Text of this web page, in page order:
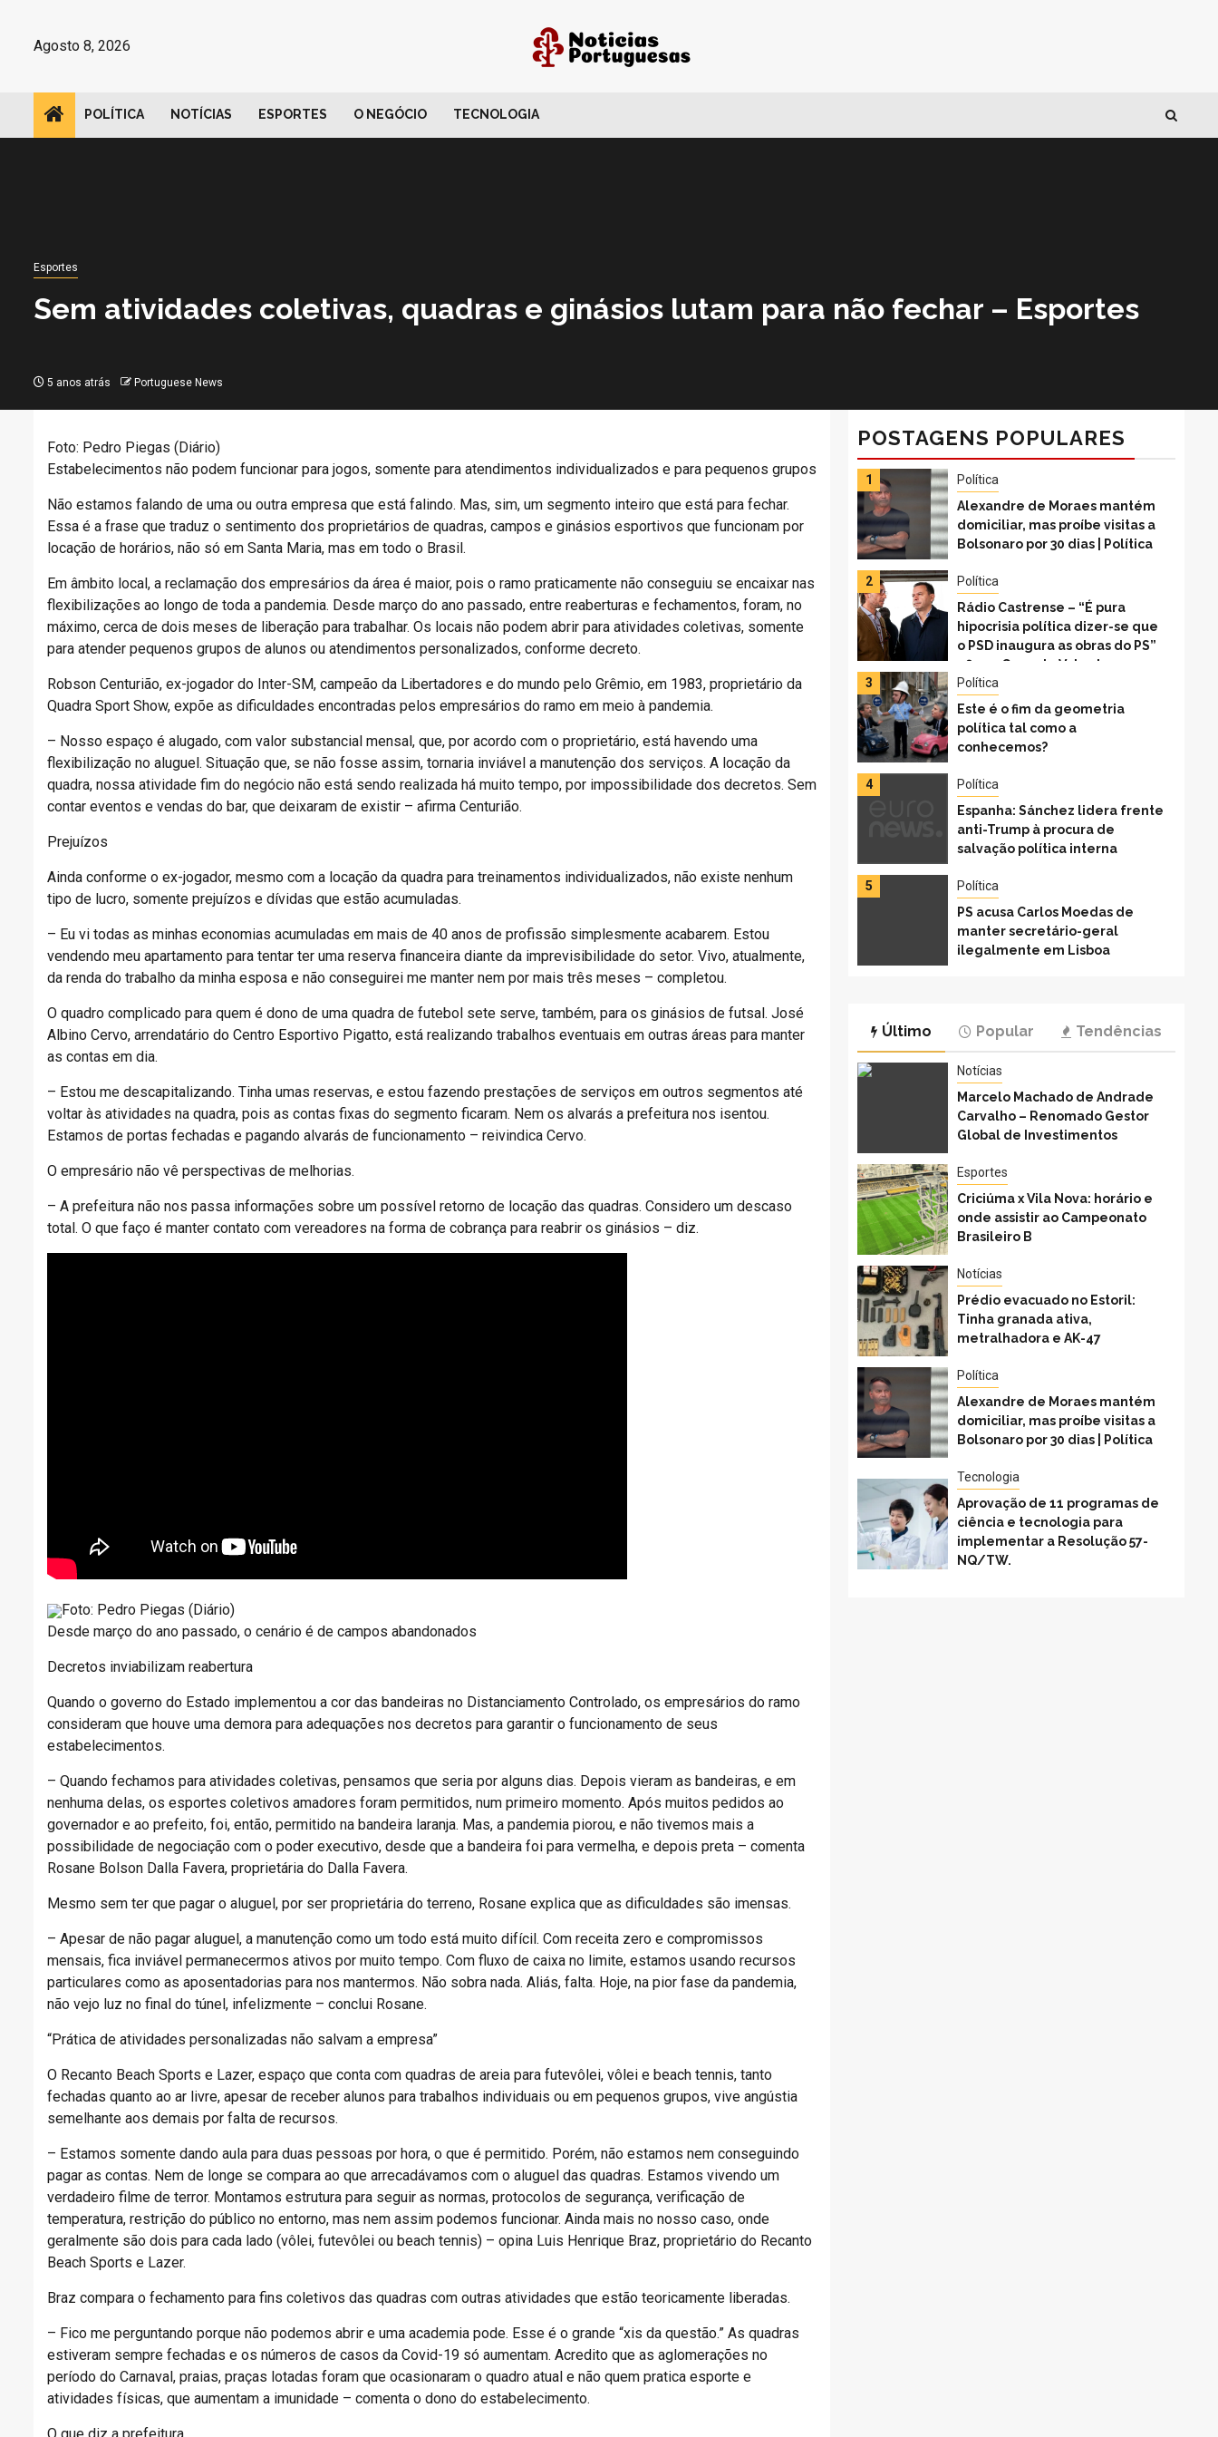
Agosto 8, 2026
POLÍTICA NOTÍCIAS ESPORTES O NEGÓCIO TECNOLOGIA
Esportes
Sem atividades coletivas, quadras e ginásios lutam para não fechar – Esportes
5 anos atrás Portuguese News
Foto: Pedro Piegas (Diário)
Estabelecimentos não podem funcionar para jogos, somente para atendimentos individualizados e para pequenos grupos
Não estamos falando de uma ou outra empresa que está falindo. Mas, sim, um segmento inteiro que está para fechar.
Essa é a frase que traduz o sentimento dos proprietários de quadras, campos e ginásios esportivos que funcionam por
locação de horários, não só em Santa Maria, mas em todo o Brasil.
Em âmbito local, a reclamação dos empresários da área é maior, pois o ramo praticamente não conseguiu se encaixar nas
flexibilizações ao longo de toda a pandemia. Desde março do ano passado, entre reaberturas e fechamentos, foram, no
máximo, cerca de dois meses de liberação para trabalhar. Os locais não podem abrir para atividades coletivas, somente
para atender pequenos grupos de alunos ou atendimentos personalizados, conforme decreto.
Robson Centurião, ex-jogador do Inter-SM, campeão da Libertadores e do mundo pelo Grêmio, em 1983, proprietário da
Quadra Sport Show, expõe as dificuldades encontradas pelos empresários do ramo em meio à pandemia.
– Nosso espaço é alugado, com valor substancial mensal, que, por acordo com o proprietário, está havendo uma
flexibilização no aluguel. Situação que, se não fosse assim, tornaria inviável a manutenção dos serviços. A locação da
quadra, nossa atividade fim do negócio não está sendo realizada há muito tempo, por impossibilidade dos decretos. Sem
contar eventos e vendas do bar, que deixaram de existir – afirma Centurião.
Prejuízos
Ainda conforme o ex-jogador, mesmo com a locação da quadra para treinamentos individualizados, não existe nenhum
tipo de lucro, somente prejuízos e dívidas que estão acumuladas.
– Eu vi todas as minhas economias acumuladas em mais de 40 anos de profissão simplesmente acabarem. Estou
vendendo meu apartamento para tentar ter uma reserva financeira diante da imprevisibilidade do setor. Vivo, atualmente,
da renda do trabalho da minha esposa e não conseguirei me manter nem por mais três meses – completou.
O quadro complicado para quem é dono de uma quadra de futebol sete serve, também, para os ginásios de futsal. José
Albino Cervo, arrendatário do Centro Esportivo Pigatto, está realizando trabalhos eventuais em outras áreas para manter
as contas em dia.
– Estou me descapitalizando. Tinha umas reservas, e estou fazendo prestações de serviços em outros segmentos até
voltar às atividades na quadra, pois as contas fixas do segmento ficaram. Nem os alvarás a prefeitura nos isentou.
Estamos de portas fechadas e pagando alvarás de funcionamento – reivindica Cervo.
O empresário não vê perspectivas de melhorias.
– A prefeitura não nos passa informações sobre um possível retorno de locação das quadras. Considero um descaso
total. O que faço é manter contato com vereadores na forma de cobrança para reabrir os ginásios – diz.
Foto: Pedro Piegas (Diário)
Desde março do ano passado, o cenário é de campos abandonados
Decretos inviabilizam reabertura
Quando o governo do Estado implementou a cor das bandeiras no Distanciamento Controlado, os empresários do ramo
consideram que houve uma demora para adequações nos decretos para garantir o funcionamento de seus
estabelecimentos.
– Quando fechamos para atividades coletivas, pensamos que seria por alguns dias. Depois vieram as bandeiras, e em
nenhuma delas, os esportes coletivos amadores foram permitidos, num primeiro momento. Após muitos pedidos ao
governador e ao prefeito, foi, então, permitido na bandeira laranja. Mas, a pandemia piorou, e não tivemos mais a
possibilidade de negociação com o poder executivo, desde que a bandeira foi para vermelha, e depois preta – comenta
Rosane Bolson Dalla Favera, proprietária do Dalla Favera.
Mesmo sem ter que pagar o aluguel, por ser proprietária do terreno, Rosane explica que as dificuldades são imensas.
– Apesar de não pagar aluguel, a manutenção como um todo está muito difícil. Com receita zero e compromissos
mensais, fica inviável permanecermos ativos por muito tempo. Com fluxo de caixa no limite, estamos usando recursos
particulares como as aposentadorias para nos mantermos. Não sobra nada. Aliás, falta. Hoje, na pior fase da pandemia,
não vejo luz no final do túnel, infelizmente – conclui Rosane.
“Prática de atividades personalizadas não salvam a empresa”
O Recanto Beach Sports e Lazer, espaço que conta com quadras de areia para futevôlei, vôlei e beach tennis, tanto
fechadas quanto ao ar livre, apesar de receber alunos para trabalhos individuais ou em pequenos grupos, vive angústia
semelhante aos demais por falta de recursos.
– Estamos somente dando aula para duas pessoas por hora, o que é permitido. Porém, não estamos nem conseguindo
pagar as contas. Nem de longe se compara ao que arrecadávamos com o aluguel das quadras. Estamos vivendo um
verdadeiro filme de terror. Montamos estrutura para seguir as normas, protocolos de segurança, verificação de
temperatura, restrição do público no entorno, mas nem assim podemos funcionar. Ainda mais no nosso caso, onde
geralmente são dois para cada lado (vôlei, futevôlei ou beach tennis) – opina Luis Henrique Braz, proprietário do Recanto
Beach Sports e Lazer.
Braz compara o fechamento para fins coletivos das quadras com outras atividades que estão teoricamente liberadas.
– Fico me perguntando porque não podemos abrir e uma academia pode. Esse é o grande “xis da questão.” As quadras
estiveram sempre fechadas e os números de casos da Covid-19 só aumentam. Acredito que as aglomerações no
período do Carnaval, praias, praças lotadas foram que ocasionaram o quadro atual e não quem pratica esporte e
atividades físicas, que aumentam a imunidade – comenta o dono do estabelecimento.
POSTAGENS POPULARES
1
Política
Alexandre de Moraes mantém
domiciliar, mas proíbe visitas a
Bolsonaro por 30 dias | Política
2
Política
Rádio Castrense – “É pura
hipocrisia política dizer-se que
o PSD inaugura as obras do PS”
afirma Gonçalo Valente
3
Política
Este é o fim da geometria
política tal como a
conhecemos?
4
Política
Espanha: Sánchez lidera frente
anti-Trump à procura de
salvação política interna
5
Política
PS acusa Carlos Moedas de
manter secretário-geral
ilegalmente em Lisboa
teletrabalho na Justiça Eleitora
– 17/02/2026 – Política
Último Popular Tendências
Notícias
Marcelo Machado de Andrade
Carvalho – Renomado Gestor
Global de Investimentos
Esportes
Criciúma x Vila Nova: horário e
onde assistir ao Campeonato
Brasileiro B
Notícias
Prédio evacuado no Estoril:
Tinha granada ativa,
metralhadora e AK-47
Política
Alexandre de Moraes mantém
domiciliar, mas proíbe visitas a
Bolsonaro por 30 dias | Política
Tecnologia
Aprovação de 11 programas de
ciência e tecnologia para
implementar a Resolução 57-
NQ/TW.